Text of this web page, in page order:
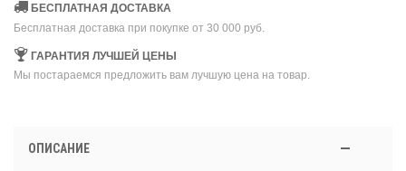
БЕСПЛАТНАЯ ДОСТАВКА
Бесплатная доставка при покупке от 30 000 руб.
ГАРАНТИЯ ЛУЧШЕЙ ЦЕНЫ
Мы постараемся предложить вам лучшую цена на товар.
ОПИСАНИЕ